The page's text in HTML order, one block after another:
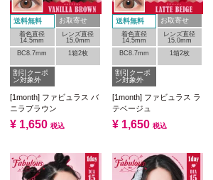
送料無料 お取寄せ
着色直径
14.5mm
レンズ直径
15.0mm
BC8.7mm
1箱2枚
割引クーポ
ン対象外
[1month] ファビュラス バ
ニラブラウン
¥ 1,650 税込
送料無料 お取寄せ
着色直径
14.5mm
レンズ直径
15.0mm
BC8.7mm
1箱2枚
割引クーポ
ン対象外
[1month] ファビュラス ラ
テベージュ
¥ 1,650 税込